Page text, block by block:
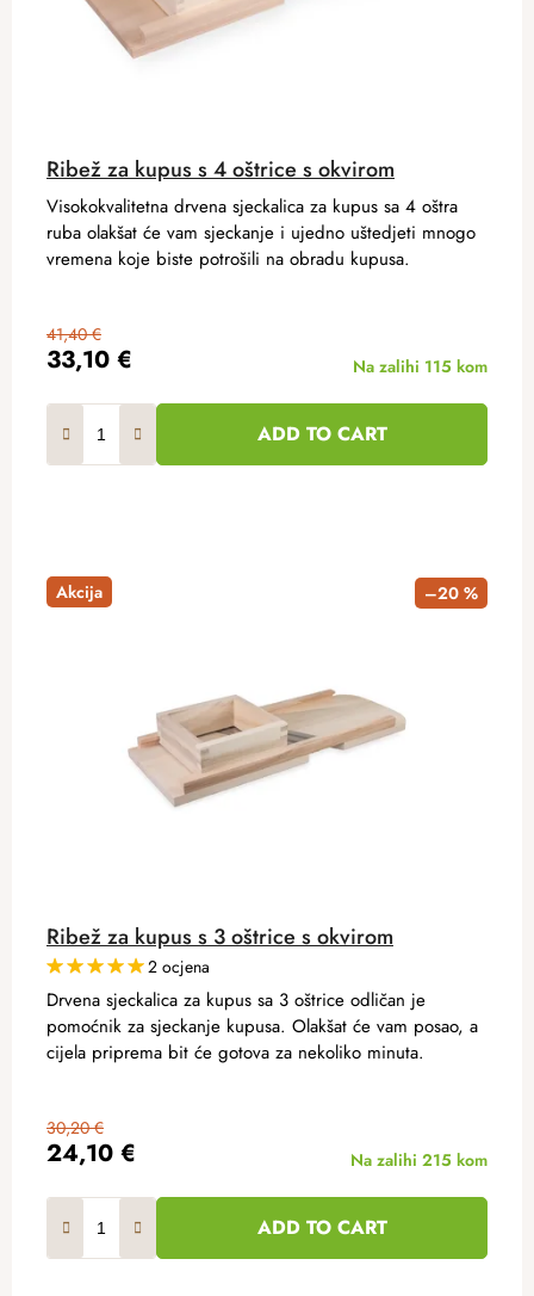
Ribež za kupus s 4 oštrice s okvirom
33,10 €
41,40 €
Na zalihi 115 kom
ADD TO CART
Visokokvalitetna drvena sjeckalica za kupus sa 4 oštra
ruba olakšat će vam sjeckanje i ujedno uštedjeti mnogo
vremena koje biste potrošili na obradu kupusa.
Akcija –20 %
Ribež za kupus s 3 oštrice s okvirom
2 ocjena
24,10 €
30,20 €
Na zalihi 215 kom
ADD TO CART
Drvena sjeckalica za kupus sa 3 oštrice odličan je
pomoćnik za sjeckanje kupusa. Olakšat će vam posao, a
cijela priprema bit će gotova za nekoliko minuta.